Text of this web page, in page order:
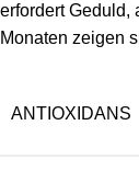
erfordert Geduld,
Monaten zeigen
ANTIOXIDANS